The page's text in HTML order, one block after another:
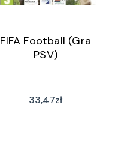
FIFA Football (Gra
PSV)
33,47zł